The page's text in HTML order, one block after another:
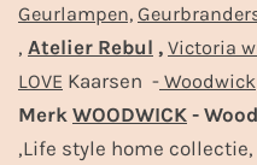
Geurlampen,
, Atelier Rebul , Victoria
LOVE Kaarsen - Woodwick
Merk WOODWICK -
,Life style home collectie,